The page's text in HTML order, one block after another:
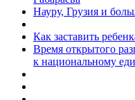
Науру, Грузия и
Как заставить
Время открытого
к национальному